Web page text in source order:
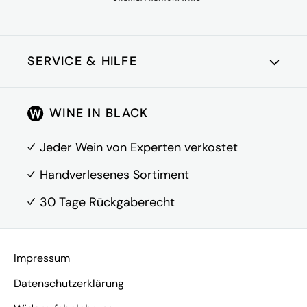
Gesetzliche Angaben enthält Sulfite
Adresse
Pedroso
SERVICE & HILFE
Über Uns
FAQ
Vertrag widerrufen
WINE IN BLACK
Jeder Wein von Experten verkostet
Handverlesenes Sortiment
30 Tage Rückgaberecht
Impressum
Datenschutzerklärung